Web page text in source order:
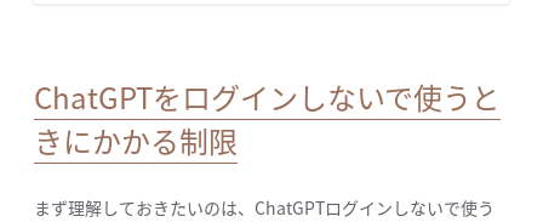
ChatGPTをログインしないで使うと
きにかかる制限
まず理解しておきたいのは、ChatGPTログインしないで使う